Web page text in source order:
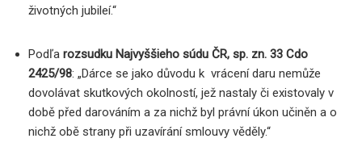
životných jubileí.“
Podľa rozsudku Najvyššieho súdu ČR, sp. zn. 33 Cdo
2425/98: „Dárce se jako důvodu k vrácení daru nemůže
dovolávat skutkových okolností, jež nastaly či existovaly v
době před darováním a za nichž byl právní úkon učiněn a o
nichž obě strany při uzavírání smlouvy věděly.“